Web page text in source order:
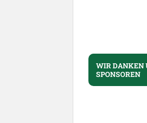
WIR DANKEN
SPONSOREN